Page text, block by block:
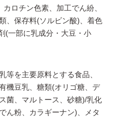
ロチン色素、加工でん紛、
、保存料(ソルビン酸)、着色
(一部に乳成分・大豆・小
等を主要原料とする食品、
機豆乳、糖類(オリゴ糖、デ
菌、マルトース、砂糖)/乳化
ん粉、カラギーナン)、メタ